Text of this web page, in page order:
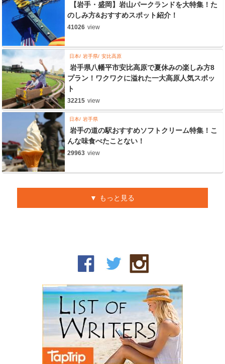
【岩手・盛岡】岩山パークランドを大特集！た
のしみ方&おすすめスポット紹介！
41026 view
日本 岩手県 安比高原
岩手県八幡平市安比高原で夏休みの楽しみ方8
プラン！ワクワクに溢れた一大高原人気スポッ
ト
32215 view
日本 岩手県
岩手の道の駅おすすめソフトクリーム特集！こ
んな味食べたことない！
29963 view
もっと見る